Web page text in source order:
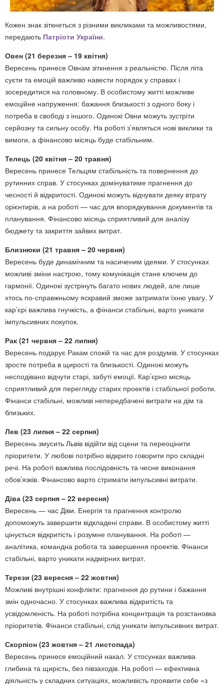
Кожен знак зіткнеться з різними викликами та можливостями,
передають Патріоти України.
Овен (21 березня – 19 квітня)
Вересень принесе Овнам зіткнення з реальністю. Після літа
суєти та емоцій важливо навести порядок у справах і
зосередитися на головному. В особистому житті можливе
емоційне напруження: бажання близькості з одного боку і
потреба в свободі з іншого. Одинокі Овни можуть зустріти
серйозну та сильну особу. На роботі з’являться нові виклики та
вимоги, а фінансово місяць буде стабільним.
Телець (20 квітня – 20 травня)
Вересень принесе Тельцям стабільність та повернення до
рутинних справ. У стосунках домінуватиме прагнення до
чесності й відкритості. Одинокі можуть відчувати деяку втрату
орієнтирів, а на роботі — час для впорядкування документів та
планування. Фінансово місяць сприятливий для аналізу
бюджету та закриття зайвих витрат.
Близнюки (21 травня – 20 червня)
Вересень буде динамічним та насиченим ідеями. У стосунках
можливі зміни настрою, тому комунікація стане ключем до
гармонії. Одинокі зустрінуть багато нових людей, але лише
хтось по-справжньому яскравий зможе затримати їхню увагу. У
кар’єрі важлива гнучкість, а фінанси стабільні, варто уникати
імпульсивних покупок.
Рак (21 червня – 22 липня)
Вересень подарує Ракам спокій та час для роздумів. У стосунках
зросте потреба в щирості та близькості. Одинокі можуть
несподівано відчути старі, забуті емоції. Кар’єрно місяць
сприятливий для перегляду старих проектів і стабільної роботи.
Фінанси стабільні, можливі непередбачені витрати на дім та
близьких.
Лев (23 липня – 22 серпня)
Вересень змусить Львів відійти від сцени та переоцінити
пріоритети. У любові потрібно відкрито говорити про складні
речі. На роботі важлива послідовність та чесне виконання
обов’язків. Фінансово варто стримати імпульсивні витрати.
Діва (23 серпня – 22 вересня)
Вересень — час Діви. Енергія та прагнення контролю
допоможуть завершити відкладені справи. В особистому житті
цінується відкритість і розумне планування. На роботі —
аналітика, командна робота та завершення проектів. Фінанси
стабільні, варто уникати надмірних витрат.
Терези (23 вересня – 22 жовтня)
Можливі внутрішні конфлікти: прагнення до рутини і бажання
змін одночасно. У стосунках важлива відкритість та
усвідомленість. На роботі потрібна концентрація та розстановка
пріоритетів. Фінанси стабільні, слід уникати імпульсивних витрат.
Скорпіон (23 жовтня – 21 листопада)
Вересень принесе емоційний накал. У стосунках важлива
глибина та щирість, без півзаходів. На роботі — ефективна
діяльність у складних ситуаціях, можливість проявити себе «з